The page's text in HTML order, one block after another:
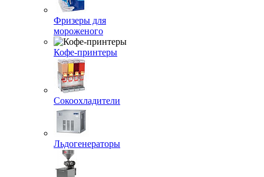
Фризеры для
мороженого
Кофе-принтеры
Сокоохладители
Льдогенераторы